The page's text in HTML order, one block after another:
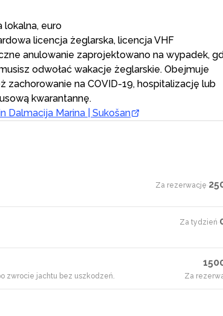
lokalna, euro
licencja żeglarska, licencja VHF
anulowanie zaprojektowano na wypadek,
odwołać wakacje żeglarskie. Obejmuje
zachorowanie na COVID-19, hospitalizację lub
kwarantannę.
Dalmacija Marina | Sukošan
Za rezerwację·
Za tydzień·
zwrocie jachtu bez uszkodzeń. Za